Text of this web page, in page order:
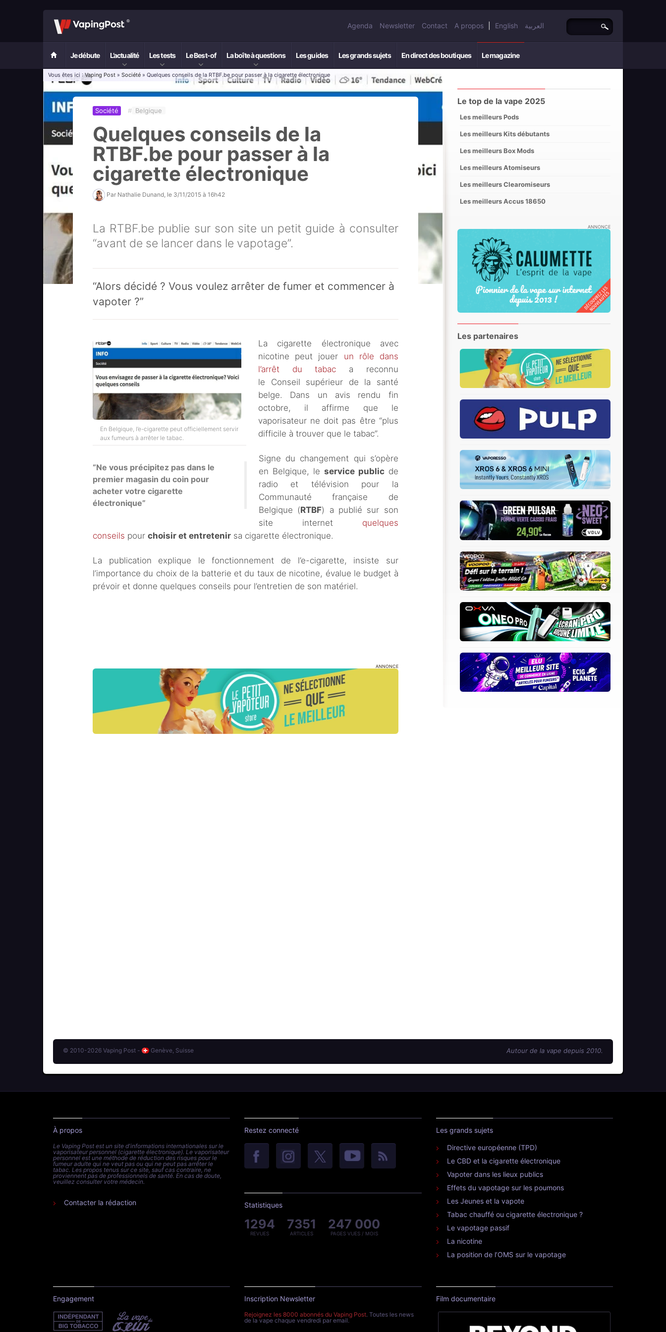
Agenda Newsletter Contact A propos English العربية
Je débute L’actualité Les tests Le Best-of La boîte à questions Les guides Les grands sujets En direct des boutiques Le magazine
Vous êtes ici :Vaping Post » Société » Quelques conseils de la RTBF.be pour passer à la cigarette électronique
Société # Belgique
Quelques conseils de la
RTBF.be pour passer à la
cigarette électronique
Par Nathalie Dunand , le 3/11/2015 à 16h42
La RTBF.be publie sur son site un petit guide à consulter
“avant de se lancer dans le vapotage”.
“Alors décidé ? Vous voulez arrêter de fumer et commencer à
vapoter ?”
En Belgique, l’e-cigarette peut officiellement servir
aux fumeurs à arrêter le tabac.
La cigarette électronique avec
nicotine peut jouer un rôle dans
l’arrêt du tabac a reconnu
le Conseil supérieur de la santé
belge. Dans un avis rendu fin
octobre, il affirme que le
vaporisateur ne doit pas être “plus
difficile à trouver que le tabac”.
“Ne vous précipitez pas dans le
premier magasin du coin pour
acheter votre cigarette
électronique”
Signe du changement qui s’opère
en Belgique, le service publicde
radio et télévision pour la
Communauté française de
Belgique (RTBF) a publié sur son
site internet quelques
conseils pour choisir et entretenir sa cigarette électronique.
La publication explique le fonctionnement de l’e-cigarette, insiste sur
l’importance du choix de la batterie et du taux de nicotine, évalue le budget à
prévoir et donne quelques conseils pour l’entretien de son matériel.
ANNONCE
Le top de la vape 2025
Les meilleurs Pods
Les meilleurs Kits débutants
Les meilleurs Box Mods
Les meilleurs Atomiseurs
Les meilleurs Clearomiseurs
Les meilleurs Accus 18650
ANNONCE
Les partenaires
© 2010-2026 Vaping Post - Genève, Suisse Autour de la vape depuis 2010.
À propos
Le Vaping Post est un site d'informations internationales sur le
vaporisateur personnel (cigarette électronique). Le vaporisateur
personnel est une méthode de réduction des risques pour le
fumeur adulte qui ne veut pas ou qui ne peut pas arrêter le
tabac. Les propos tenus sur ce site, sauf cas contraire, ne
proviennent pas de professionnels de santé. En cas de doute,
veuillez consulter votre médecin.
Contacter la rédaction
Restez connecté
Statistiques
1294
REVUES
7351
ARTICLES
247 000
PAGES VUES / MOIS
Les grands sujets
Directive européenne (TPD)
Le CBD et la cigarette électronique
Vapoter dans les lieux publics
Effets du vapotage sur les poumons
Les Jeunes et la vapote
Tabac chauffé ou cigarette électronique ?
Le vapotage passif
La nicotine
La position de l’OMS sur le vapotage
Engagement Inscription Newsletter
Rejoignez les 8000 abonnés du Vaping Post. Toutes les news
de la vape chaque vendredi par email.
Film documentaire